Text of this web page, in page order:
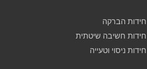
חידות הברקה
חידות חשיבה שיטתית
חידות ניסוי וטעייה